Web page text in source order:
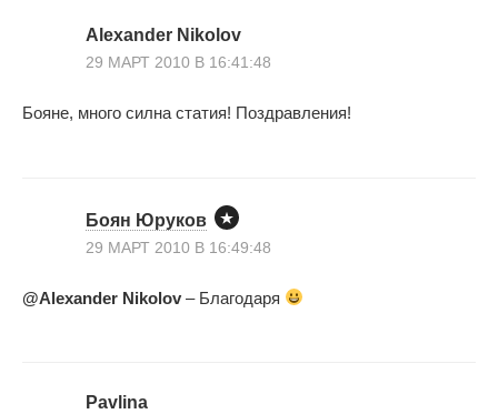
Alexander Nikolov
29 МАРТ 2010 В 16:41:48
Бояне, много силна статия! Поздравления!
Боян Юруков
29 МАРТ 2010 В 16:49:48
@Alexander Nikolov – Благодаря
Pavlina